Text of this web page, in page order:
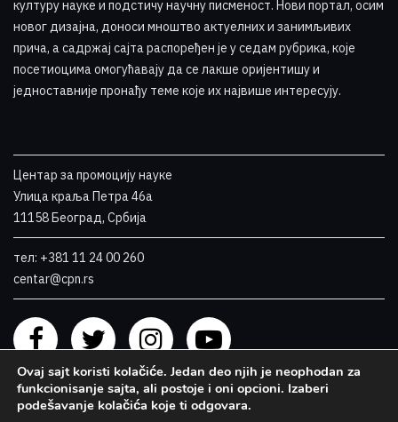
културу науке и подстичу научну писменост. Нови портал, осим
новог дизајна, доноси мноштво актуелних и занимљивих
прича, а садржај сајта распоређен је у седам рубрика, које
посетиоцима омогућавају да се лакше оријентишу и
једноставније пронађу теме које их највише интересују.
Центар за промоцију науке
Улица краља Петра 46a
11158 Београд, Србија
тел: +381 11 24 00 260
centar@cpn.rs
Ovaj sajt koristi kolačiće. Jedan deo njih je neophodan za
funkcionisanje sajta, ali postoje i oni opcioni. Izaberi
podešavanje kolačića koje ti odgovara.